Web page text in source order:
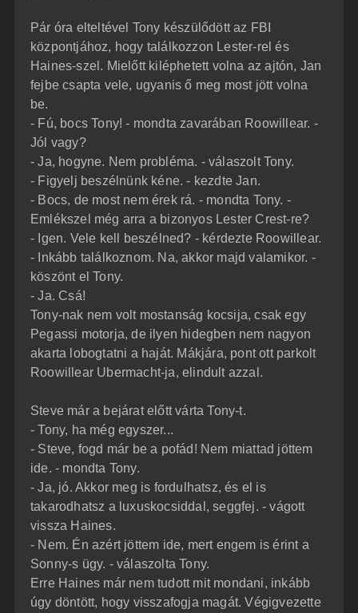
Pár óra elteltével Tony készülődött az FBI
központjához, hogy találkozzon Lester-rel és
Haines-szel. Mielőtt kiléphetett volna az ajtón, Jan
fejbe csapta vele, ugyanis ő meg most jött volna
be.
- Fú, bocs Tony! - mondta zavarában Roowillear. -
Jól vagy?
- Ja, hogyne. Nem probléma. - válaszolt Tony.
- Figyelj beszélnünk kéne. - kezdte Jan.
- Bocs, de most nem érek rá. - mondta Tony. -
Emlékszel még arra a bizonyos Lester Crest-re?
- Igen. Vele kell beszélned? - kérdezte Roowillear.
- Inkább találkoznom. Na, akkor majd valamikor. -
köszönt el Tony.
- Ja. Csá!
Tony-nak nem volt mostanság kocsija, csak egy
Pegassi motorja, de ilyen hidegben nem nagyon
akarta lobogtatni a haját. Mákjára, pont ott parkolt
Roowillear Ubermacht-ja, elindult azzal.
Steve már a bejárat előtt várta Tony-t.
- Tony, ha még egyszer...
- Steve, fogd már be a pofád! Nem miattad jöttem
ide. - mondta Tony.
- Ja, jó. Akkor meg is fordulhatsz, és el is
takarodhatsz a luxuskocsiddal, seggfej. - vágott
vissza Haines.
- Nem. Én azért jöttem ide, mert engem is érint a
Sonny-s ügy. - válaszolta Tony.
Erre Haines már nem tudott mit mondani, inkább
úgy döntött, hogy visszafogja magát. Végigvezette